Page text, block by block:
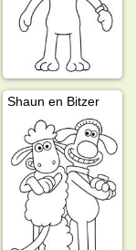
Shaun en Bitzer